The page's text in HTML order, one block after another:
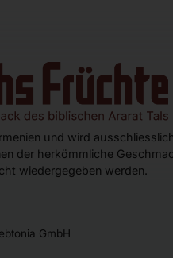
und wird
der herkömmliche
wiedergegeben werden.
GmbH